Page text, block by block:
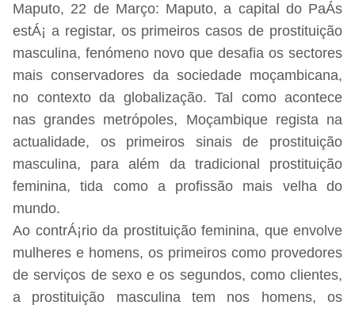
Maputo, 22 de Março: Maputo, a capital do PaÁs
estÁ¡ a registar, os primeiros casos de prostituição
masculina, fenómeno novo que desafia os sectores
mais conservadores da sociedade moçambicana,
no contexto da globalização. Tal como acontece
nas grandes metrópoles, Moçambique regista na
actualidade, os primeiros sinais de prostituição
masculina, para além da tradicional prostituição
feminina, tida como a profissão mais velha do
mundo.
Ao contrÁ¡rio da prostituição feminina, que envolve
mulheres e homens, os primeiros como provedores
de serviços de sexo e os segundos, como clientes,
a prostituição masculina tem nos homens, os